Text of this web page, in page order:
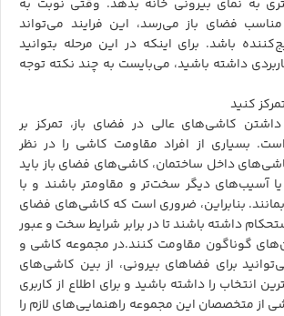
به نمای بیرونی خانه بدهد. وقتی نوبت به
فضای باز می‌رسد، این فرایند می‌تواند
باشد. برای اینکه در این مرحله بتوانید
داشته باشید، می‌بایست به چند نکته توجه
کنید
داشتن کاشی‌های عالی در فضای باز، تمرکز بر
بسیاری از افراد مقاومت کاشی را در نظر
داخل ساختمان، کاشی‌های فضای باز باید
یا آسیب‌های دیگر سخت‌تر و مقاومتر باشند و با
بنابراین، ضروری است که کاشی‌های فضای
داشته باشند تا در برابر شرایط سخت و عبور
گوناگون مقاومت کنند.در مجموعه کاشی و
برای فضاهای بیرونی، از بین کاشی‌های
انتخاب را داشته باشید و برای اطلاع از کاربری
از متخصصان این مجموعه راهنمایی‌های لازم را